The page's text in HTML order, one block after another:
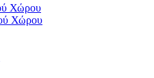
Χώρου
Χώρου